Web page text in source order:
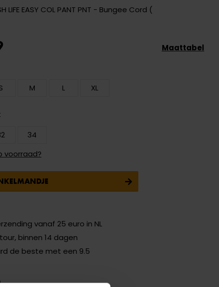
LIFE EASY COL PANT PNT - Bungee Cord (
M L XL
34
voorraad?
Maattabel
vanaf 25 euro in NL
binnen 14 dagen
de beste met een 9.5